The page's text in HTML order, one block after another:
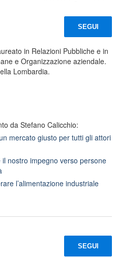
SEGUI
in Relazioni Pubbliche e in
e Organizzazione aziendale.
Lombardia.
da Stefano Calicchio:
mercato giusto per tutti gli attori
nostro impegno verso persone
l’alimentazione industriale
SEGUI